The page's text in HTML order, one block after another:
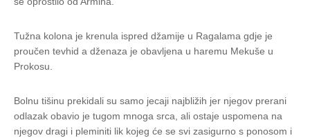
Tužna kolona je krenula ispred džamije u Ragalama gdje je
proučen tevhid a dženaza je obavljena u haremu Mekuše u
Prokosu.
Bolnu tišinu prekidali su samo jecaji najbližih jer njegov prerani
odlazak obavio je tugom mnoga srca, ali ostaje uspomena na
njegov dragi i pleminiti lik kojeg će se svi zasigurno s ponosom i